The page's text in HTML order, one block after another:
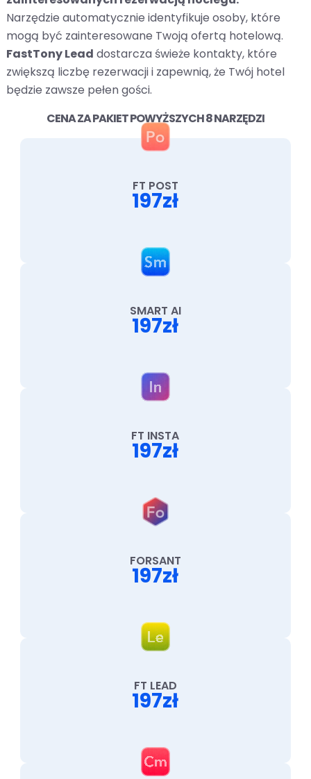
Narzędzie automatycznie identyfikuje osoby, które
mogą być zainteresowane Twoją ofertą hotelową.
FastTony Lead dostarcza świeże kontakty, które
zwiększą liczbę rezerwacji i zapewnią, że Twój hotel
będzie zawsze pełen gości.
CENA ZA PAKIET POWYŻSZYCH 8 NARZĘDZI
FT POST
197zł
SMART AI
197zł
FT INSTA
197zł
FORSANT
197zł
FT LEAD
197zł